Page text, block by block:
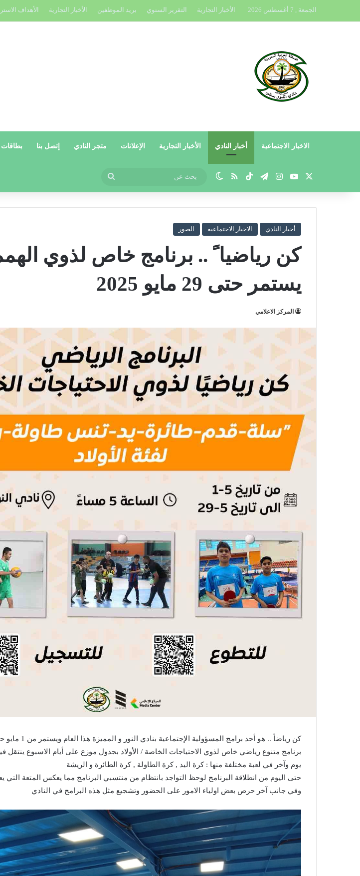
الجمعة , 7 أغسطس 2026 الأخبار التجارية التقرير السنوي بريد الموظفين الأخبار التجارية الأهداف
الاخبار الاجتماعية أخبار النادي الأخبار التجارية الإعلانات متجر النادي إتصل بنا بطاقات
يوتيوبانستقرام
تيلقرام‫TikTokملخص الموقع RSS
الوضع المظلم
عن
أخبار النادي الاخبار الاجتماعية الصور
كن رياضيا ً .. برنامج خاص لذوي
يستمر حتى 29 مايو 2025
المركز الاعلامي
برنامج متنوع رياضي خاص لذوي الاحتياجات الخاصة / الأولاد بجدول موزع على أيام الاسبوع ينتقل
يوم وآخر في لعبة مختلفة منها : كرة اليد , كرة الطاولة , كرة الطائرة و الريشة
حتى اليوم من انطلاقة البرنامج لوحظ التواجد بانتظام من منتسبي البرنامج مما يعكس المتعة التي
وفي جانب آخر حرص بعض اولياء الامور على الحضور وتشجيع مثل هذه البرامج في النادي